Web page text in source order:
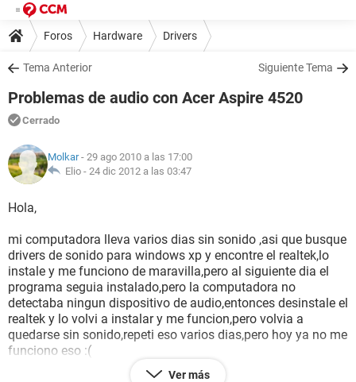
Foros Hardware Drivers
Tema Anterior Siguiente Tema
Problemas de audio con Acer Aspire 4520
Cerrado
Molkar- 29 ago 2010 a las 17:00
Elio - 24 dic 2012 a las 03:47
Hola,
mi computadora lleva varios dias sin sonido ,asi que busque
drivers de sonido para windows xp y encontre el realtek,lo
instale y me funciono de maravilla,pero al siguiente dia el
programa seguia instalado,pero la computadora no
detectaba ningun dispositivo de audio,entonces desinstale el
realtek y lo volvi a instalar y me funcion,pero volvia a
quedarse sin sonido,repeti eso varios dias,pero hoy ya no me
funciono eso :(
tengo una acer aspire notebook 4520 con XP con placa de
Ver más